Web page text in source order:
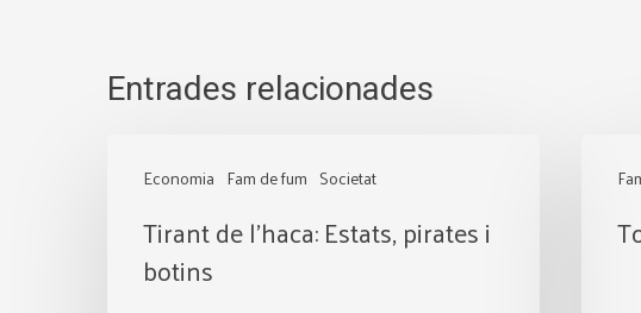
Entrades relacionades
Economia Fam de fum Societat
l’haca:
Estats,
Tirant de l’haca: Estats, pirates i
botins